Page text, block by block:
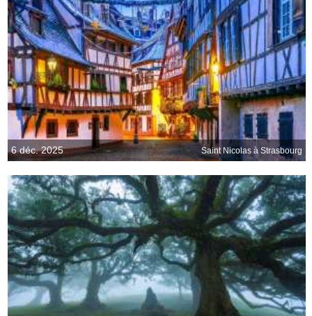
6 déc. 2025 Saint Nicolas à Strasbourg